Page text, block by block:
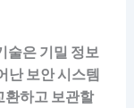
술은 기밀 정보
난 보안 시스템
환하고 보관할